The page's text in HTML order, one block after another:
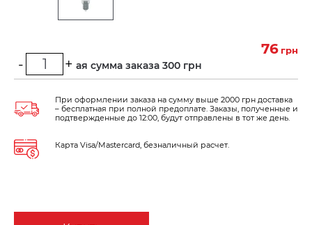
76 грн
Минимальная сумма заказа 300 грн
- +
При оформлении заказа на сумму выше 2000 грн доставка
– бесплатная при полной предоплате. Заказы, полученные и
подтвержденные до 12:00, будут отправлены в тот же день.
Карта Visa/Mastercard, безналичный расчет.